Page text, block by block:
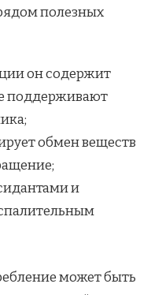
полезных
он содержит
поддерживают
обмен веществ
и
может быть